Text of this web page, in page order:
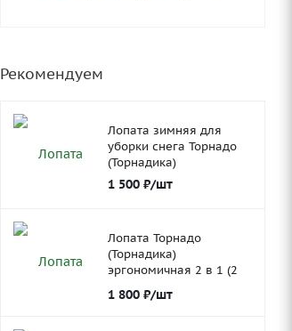
Рекомендуем
Лопата зимняя для
уборки снега Торнадо
(Торнадика)
1 500₽/шт
Лопата Торнадо
(Торнадика)
эргономичная 2 в 1 (2
1 800₽/шт